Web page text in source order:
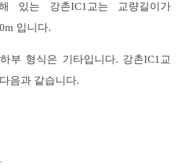
있는 강촌IC1교는 교량길이가
입니다.
부 형식은 기타입니다. 강촌IC1교
음과 같습니다.